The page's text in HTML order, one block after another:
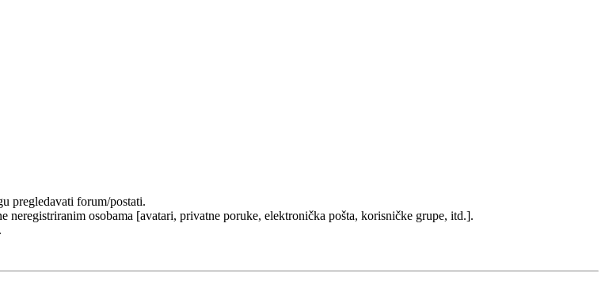
pregledavati forum/postati.
osobama [avatari, privatne poruke, elektronička pošta, korisničke grupe, itd.].